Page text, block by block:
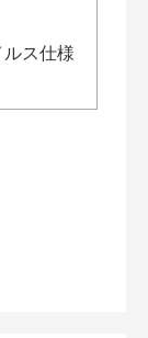
ス仕様